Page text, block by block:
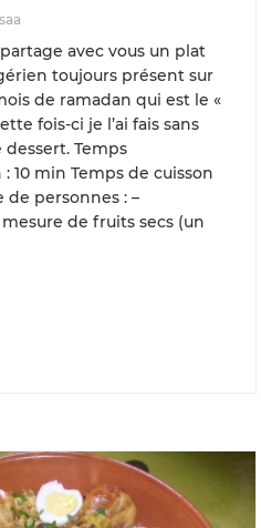
avec vous un plat
toujours présent sur
de ramadan qui est le «
fois-ci je l’ai fais sans
Temps
10 min Temps de cuisson
de personnes : –
de fruits secs (un